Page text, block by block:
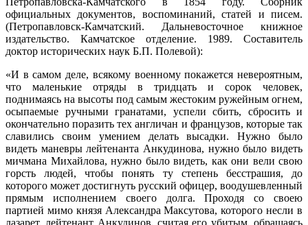
официальных документов, воспоминаний, статей и писем.
(Петропавловск-Камчатский. Дальневосточное книжное
издательство. Камчатское отделение. 1989. Составитель
доктор исторических наук Б.П. Полевой):
«И в самом деле, всякому военному покажется невероятным,
что маленькие отряды в тридцать и сорок человек,
поднимаясь на высоты под самым жестоким ружейным огнем,
осыпаемые ручными гранатами, успели сбить, сбросить и
окончательно поразить тех англичан и французов, которые так
славились своим умением делать высадки. Нужно было
видеть маневры лейтенанта Анкудинова, нужно было видеть
мичмана Михайлова, нужно было видеть, как они вели свою
горсть людей, чтобы понять ту степень бесстрашия, до
которого может достигнуть русский офицер, воодушевленный
прямым исполнением своего долга. Проходя со своею
партией мимо князя Александра Максутова, которого несли в
лазарет, лейтенант Анкудинов, считая его убитым, обращаясь